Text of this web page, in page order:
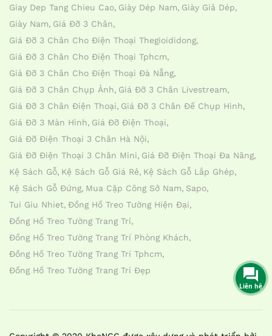
Giay Dep Tang Chieu Cao Giày Dép Nam Giày Giả Dép
Giày Nam Giá Đỡ 3 Chân
Giá Đỡ 3 Chân Cho Điện Thoại Thegioididong
Giá Đỡ 3 Chân Cho Điện Thoại Tphcm
Giá Đỡ 3 Chân Cho Điện Thoại Đà Nẵng
Giá Đỡ 3 Chân Chụp Ảnh Giá Đỡ 3 Chân Livestream
Giá Đỡ 3 Chân Điện Thoại Giá Đỡ 3 Chân Đế Chụp Hình
Giá Đỡ 3 Màn Hình Giá Đỡ Điện Thoại
Giá Đỡ Điện Thoại 3 Chân Hà Nội
Giá Đỡ Điện Thoại 3 Chân Mini Giá Đỡ Điện Thoại Đa Năng
Kệ Sách Gỗ Kệ Sách Gỗ Giá Rẻ Kệ Sách Gỗ Lắp Ghép
Kệ Sách Gỗ Đứng Mua Cặp Công Sở Nam Sapo
Tui Giu Nhiet Đồng Hồ Treo Tường Hiện Đại
Đồng Hồ Treo Tường Trang Trí
Đồng Hồ Treo Tường Trang Trí Phòng Khách
Đồng Hồ Treo Tường Trang Trí Tphcm
Đồng Hồ Treo Tường Trang Trí Đẹp
Liên hệ